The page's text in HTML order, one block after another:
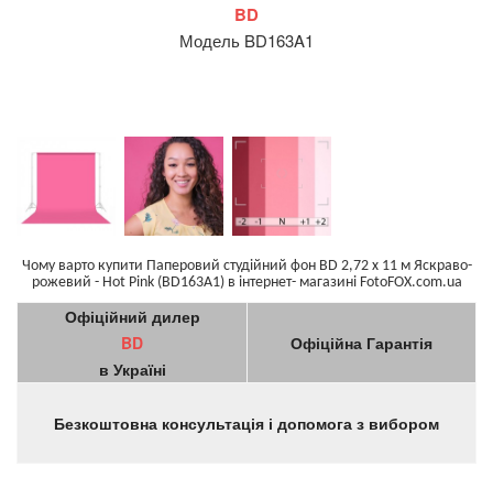
BD
Модель BD163A1
Чому варто купити Паперовий студійний фон BD 2,72 x 11 м Яскраво-
рожевий - Hot Pink (BD163A1) в інтернет- магазині FotoFOX.com.ua
Офіційний дилер
BD
в Україні
Офіційна Гарантія
Безкоштовна консультація і допомога з вибором